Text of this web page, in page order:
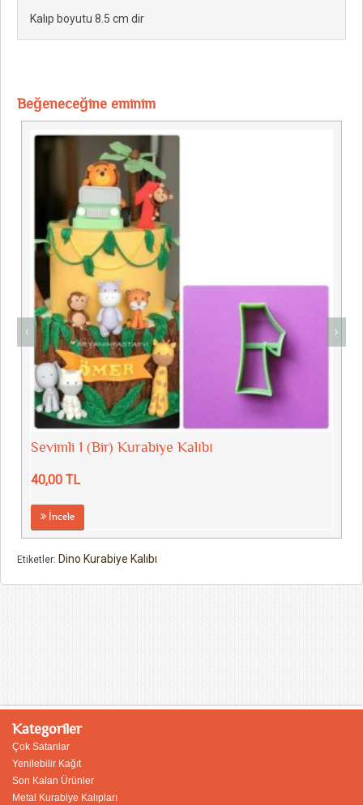
Kalıp boyutu 8.5 cm dir
Beğeneceğine eminim
Sevimli 1 (Bir) Kurabiye Kalıbı
40,00 TL
İncele
Etiketler: Dino Kurabiye Kalıbı
Kategoriler
Çok Satanlar
Yenilebilir Kağıt
Son Kalan Ürünler
Metal Kurabiye Kalıpları